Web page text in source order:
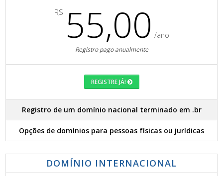
R$ 55,00 /ano
Registro pago anualmente
REGISTRE JÁ!
Registro de um domínio nacional terminado em .br
Opções de domínios para pessoas físicas ou jurídicas
DOMÍNIO INTERNACIONAL